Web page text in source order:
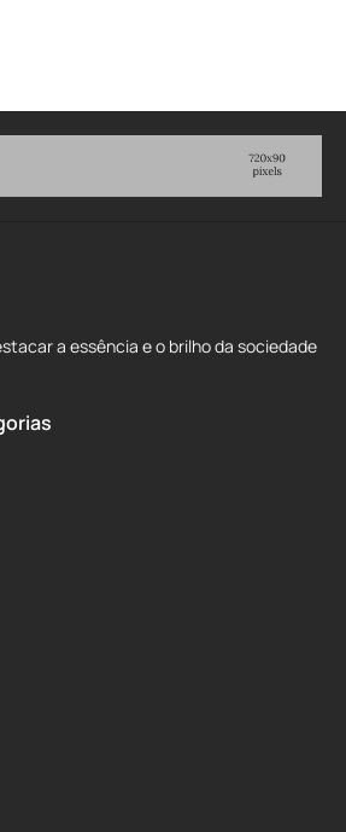
a essência e o brilho da sociedade